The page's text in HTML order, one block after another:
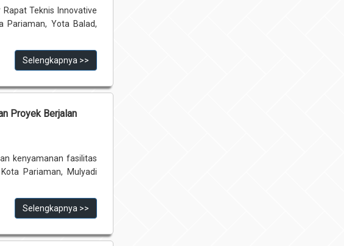
Teknis Innovative
Pariaman, Yota Balad,
Selengkapnya >>
Proyek Berjalan
kenyamanan fasilitas
Pariaman, Mulyadi
Selengkapnya >>